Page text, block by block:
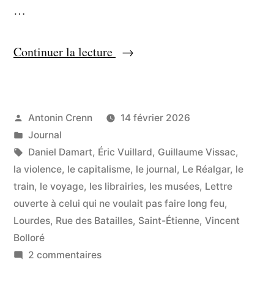
…
Continuer la lecture « Petite
bonne
Publié
par
Antonin Crenn
14 février 2026
Publié
dans
Journal
Étiquettes :
Daniel Damart, Éric Vuillard, Guillaume Vissac,
la violence, le capitalisme, le journal, Le Réalgar, le
train, le voyage, les librairies, les musées, Lettre
ouverte à celui qui ne voulait pas faire long feu,
Lourdes, Rue des Batailles, Saint-Étienne, Vincent
Bolloré
2 commentairessur